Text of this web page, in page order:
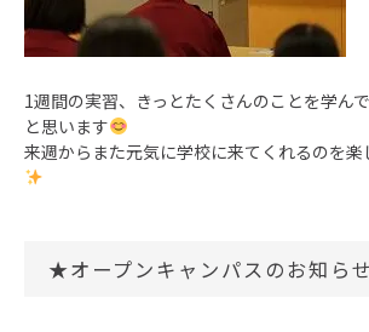
1週間の実習、きっとたくさんのことを学ん
と思います
来週からまた元気に学校に来てくれるのを楽
★オープンキャンパスのお知らせ